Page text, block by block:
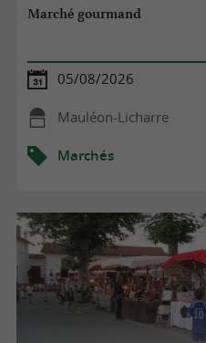
Marché gourmand
05/08/2026
Mauléon-Licharre
Marchés